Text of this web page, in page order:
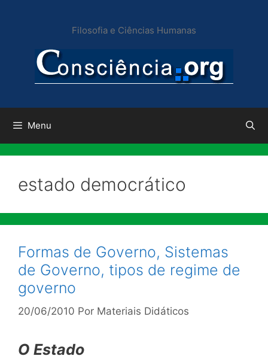
conteúdo
Filosofia e Ciências Humanas
Menu
estado democrático
Formas de Governo, Sistemas
de Governo, tipos de regime de
governo
20/06/2010 Por Materiais Didáticos
O Estado